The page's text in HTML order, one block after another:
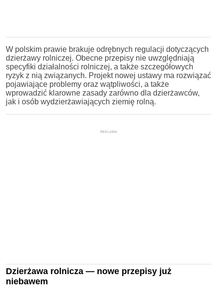
W polskim prawie brakuje odrębnych regulacji dotyczących
dzierżawy rolniczej. Obecne przepisy nie uwzględniają
specyfiki działalności rolniczej, a także szczegółowych
ryzyk z nią związanych. Projekt nowej ustawy ma rozwiązać
pojawiające problemy oraz wątpliwości, a także
wprowadzić klarowne zasady zarówno dla dzierżawców,
jak i osób wydzierżawiających ziemię rolną.
REKLAMA
Dzierżawa rolnicza — nowe przepisy już
niebawem